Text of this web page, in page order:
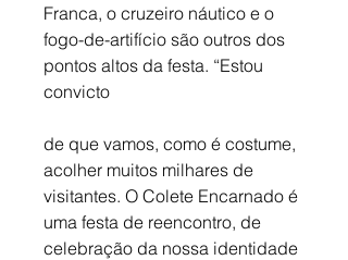
Franca, o cruzeiro náutico e o
fogo-de-artifício são outros dos
pontos altos da festa. “Estou
convicto
de que vamos, como é costume,
acolher muitos milhares de
visitantes. O Colete Encarnado é
uma festa de reencontro, de
celebração da nossa identidade